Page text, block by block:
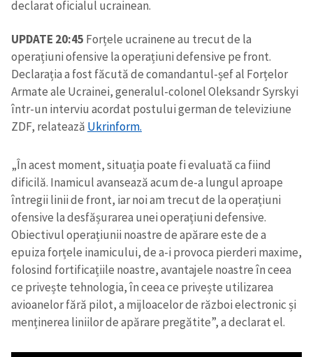
declarat oficialul ucrainean.
UPDATE 20:45 Forțele ucrainene au trecut de la
operațiuni ofensive la operațiuni defensive pe front.
Declarația a fost făcută de comandantul-șef al Forțelor
Armate ale Ucrainei, generalul-colonel Oleksandr Syrskyi
într-un interviu acordat postului german de televiziune
ZDF, relatează Ukrinform.
„În acest moment, situația poate fi evaluată ca fiind
dificilă. Inamicul avansează acum de-a lungul aproape
întregii linii de front, iar noi am trecut de la operațiuni
ofensive la desfășurarea unei operațiuni defensive.
Obiectivul operațiunii noastre de apărare este de a
epuiza forțele inamicului, de a-i provoca pierderi maxime,
folosind fortificațiile noastre, avantajele noastre în ceea
ce privește tehnologia, în ceea ce privește utilizarea
avioanelor fără pilot, a mijloacelor de război electronic și
menținerea liniilor de apărare pregătite”, a declarat el.